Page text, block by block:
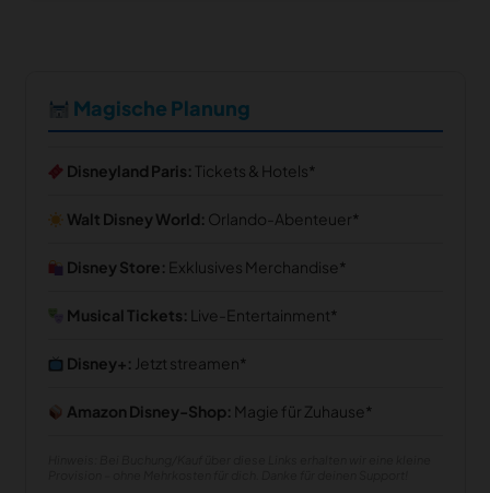
Magische Planung
Disneyland Paris: Tickets & Hotels
Walt Disney World: Orlando-Abenteuer
Disney Store: Exklusives Merchandise
Musical Tickets: Live-Entertainment
Disney+: Jetzt streamen
Amazon Disney-Shop: Magie für Zuhause